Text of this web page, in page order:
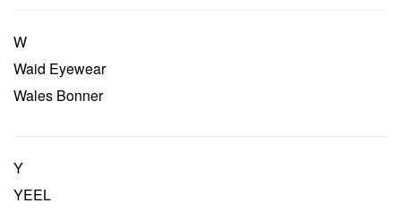
W
Waid Eyewear
Wales Bonner
Y
YEEL